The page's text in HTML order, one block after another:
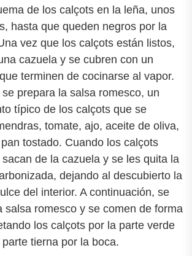
de los calçots en la leña, unos
hasta que queden negros por la
vez que los calçots están listos,
cazuela y se cubren con un
terminen de cocinarse al vapor.
prepara la salsa romesco, un
típico de los calçots que se
tomate, ajo, aceite de oliva,
tostado. Cuando los calçots
de la cazuela y se les quita la
dejando al descubierto la
del interior. A continuación, se
salsa romesco y se comen de forma
los calçots por la parte verde
tierna por la boca.